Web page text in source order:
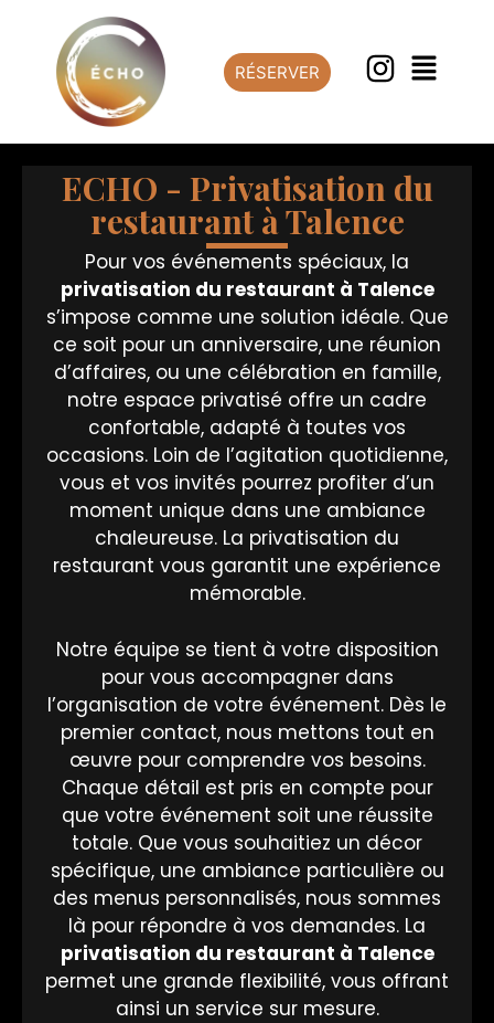
RÉSERVER
ECHO - Privatisation du
restaurant à Talence
Pour vos événements spéciaux, la
privatisation du restaurant à Talence
s’impose comme une solution idéale. Que
ce soit pour un anniversaire, une réunion
d’affaires, ou une célébration en famille,
notre espace privatisé offre un cadre
confortable, adapté à toutes vos
occasions. Loin de l’agitation quotidienne,
vous et vos invités pourrez profiter d’un
moment unique dans une ambiance
chaleureuse. La privatisation du
restaurant vous garantit une expérience
mémorable.
Notre équipe se tient à votre disposition
pour vous accompagner dans
l’organisation de votre événement. Dès le
premier contact, nous mettons tout en
œuvre pour comprendre vos besoins.
Chaque détail est pris en compte pour
que votre événement soit une réussite
totale. Que vous souhaitiez un décor
spécifique, une ambiance particulière ou
des menus personnalisés, nous sommes
là pour répondre à vos demandes. La
privatisation du restaurant à Talence
permet une grande flexibilité, vous offrant
ainsi un service sur mesure.